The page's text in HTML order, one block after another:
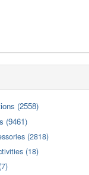
(2558)
(9461)
(2818)
(18)
(7)